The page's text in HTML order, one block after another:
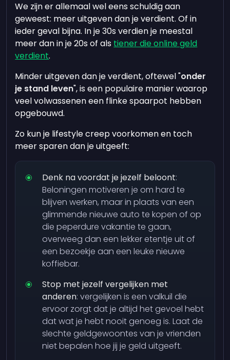
We zijn er allemaal wel eens schuldig aan
geweest: meer uitgeven dan je verdient. Of in
ieder geval bijna. In je 30s verdien je meestal
meer dan in je 20s of als tiener die online geld
verdient.
Minder uitgeven dan je verdient, oftewel "onder
je stand leven", is een populaire manier waarop
veel volwassenen een flinke spaarpot hebben
opgebouwd.
Zo kun je lifestyle creep voorkomen en toch
meer sparen dan je uitgeeft:
Denk na voordat je jezelf beloont:
Beloningen motiveren je om hard te
blijven werken, maar in plaats van een
glimmende nieuwe auto te kopen of op
die peperdure vakantie te gaan,
overweeg dan een lekker etentje uit of
een bezoekje aan een leuke nieuwe
koffiebar.
Stop met jezelf vergelijken met
anderen: vergelijken is een valkuil die
ervoor zorgt dat je altijd het gevoel hebt
dat wat je hebt nooit genoeg is. Laat de
slechte geldgewoontes van je vrienden
niet bepalen hoe jij je geld uitgeeft.